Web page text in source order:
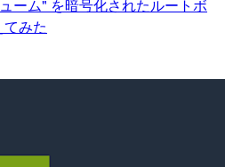
ーム" を暗号化されたルートボ
みた